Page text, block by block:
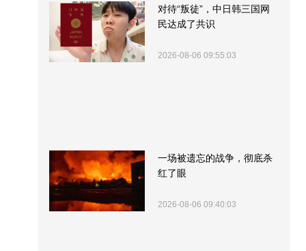
对待“叛徒”，中日韩三国网
民达成了共识
2026-08-06 09:55:03
一场被遗忘的战争，彻底杀
红了眼
2026-08-06 09:40:03